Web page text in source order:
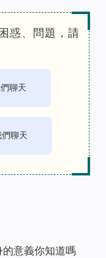
惑、問題，請
聊天
聊天
意義你知道嗎